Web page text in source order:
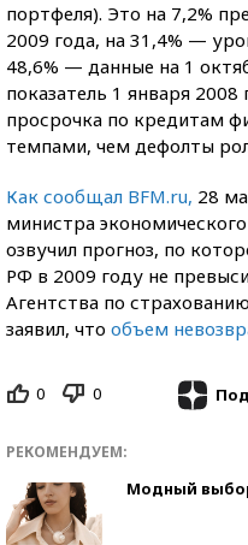
портфеля). Это на 7,2%
2009 года, на 31,4% —
48,6% — данные на 1
показатель 1 января
просрочка по кредитам
темпами, чем дефолты
Как сообщал BFM.ru, 28
министра
озвучил прогноз, по
РФ в 2009 году не
Агентства по
заявил, что объем
0 0
РЕКОМЕНДУЕМ:
Модный